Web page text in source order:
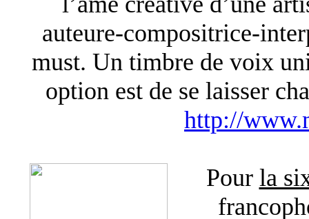
auteure-compositrice-
must. Un timbre de voix
option est de se laisser
http://
Pour la